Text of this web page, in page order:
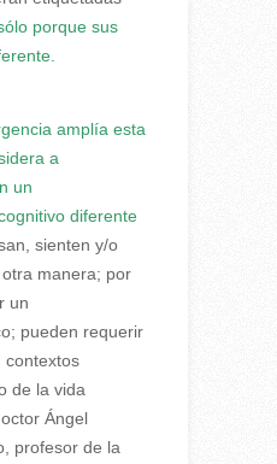
porque sus
amplía esta
a
un
diferente
sienten y/o
manera; por
un
pueden requerir
contextos
de la vida
Ángel
profesor de la